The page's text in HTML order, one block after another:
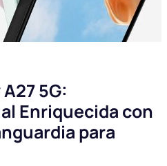
5G:
Enriquecida con
para